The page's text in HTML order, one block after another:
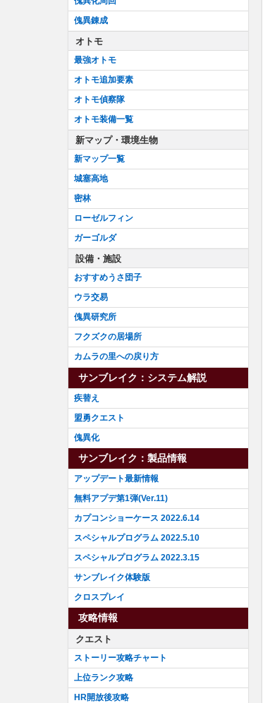
傀異錬成
オトモ
最強オトモ
オトモ追加要素
オトモ偵察隊
オトモ装備一覧
新マップ・環境生物
新マップ一覧
城塞高地
密林
ローゼルフィン
ガーゴルダ
設備・施設
おすすめうさ団子
ウラ交易
傀異研究所
フクズクの居場所
カムラの里への戻り方
サンブレイク：システム解説
疾替え
盟勇クエスト
傀異化
サンブレイク：製品情報
アップデート最新情報
無料アプデ第1弾(Ver.11)
カプコンショーケース 2022.6.14
スペシャルプログラム 2022.5.10
スペシャルプログラム 2022.3.15
サンブレイク体験版
クロスプレイ
攻略情報
クエスト
ストーリー攻略チャート
上位ランク攻略
HR開放後攻略